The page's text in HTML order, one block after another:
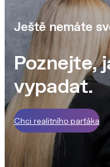
Ještě nemáte
Poznejte,
vypadat.
Chci realitního parťáka